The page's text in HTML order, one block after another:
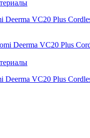
Deerma VC20 Plus
Deerma VC20 Plus